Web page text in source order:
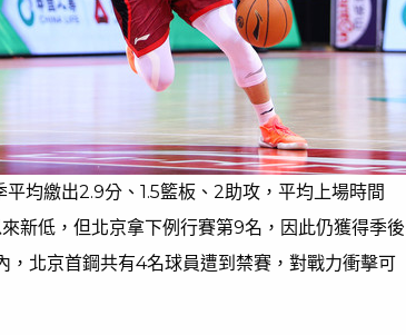
均繳出2.9分、1.5籃板、2助攻，平均上場時間
新低，但北京拿下例行賽第9名，因此仍獲得季後
，北京首鋼共有4名球員遭到禁賽，對戰力衝擊可